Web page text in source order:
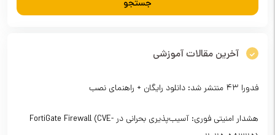
آخرین مقالات آموزشی
فدورا ۴۳ منتشر شد: دانلود رایگان + راهنمای نصب
هشدار امنیتی فوری: آسیب‌پذیری بحرانی در FortiGate Firewall (CVE-